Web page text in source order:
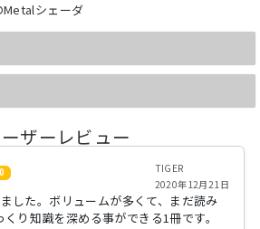
Metalシェーダ
ザーレビュー
TIGER
2020年12月21日
した。ボリュームが多くて、まだ読み
り知識を深める事ができる1冊です。